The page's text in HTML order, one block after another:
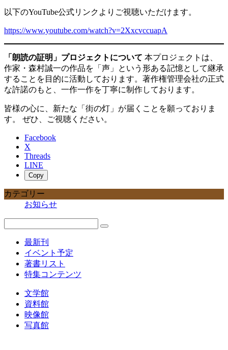
以下のYouTube公式リンクよりご視聴いただけます。
https://www.youtube.com/watch?v=2XxcvccuapA
「朗読の証明」プロジェクトについて 本プロジェクトは、
作家・森村誠一の作品を「声」という形ある記憶として継承
することを目的に活動しております。著作権管理会社の正式
な許諾のもと、一作一作を丁寧に制作しております。
皆様の心に、新たな「街の灯」が届くことを願っておりま
す。 ぜひ、ご視聴ください。
Facebook
X
Threads
LINE
Copy
カテゴリー
お知らせ
最新刊
イベント予定
著書リスト
特集コンテンツ
文学館
資料館
映像館
写真館